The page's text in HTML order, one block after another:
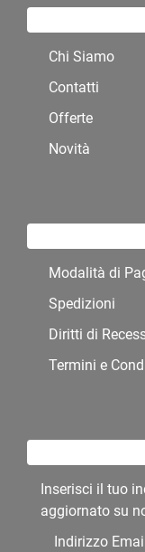
Chi Siamo
Contatti
Offerte
Novità
Modalità di
Spedizioni
Diritti di
Termini e
Inserisci il tuo
aggiornato su
Indirizzo Email